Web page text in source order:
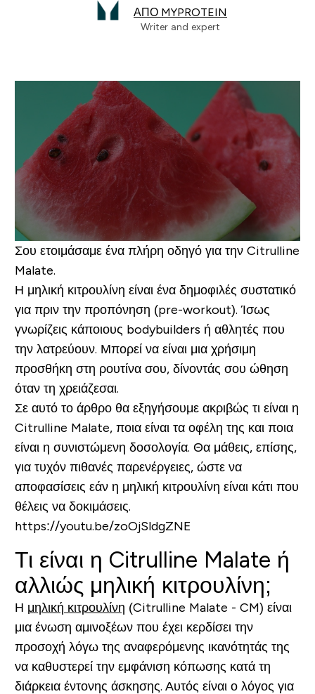
ΑΠΌ MYPROTEIN
Writer and expert
Σου ετοιμάσαμε ένα πλήρη οδηγό για την Citrulline
Malate.
Η μηλική κιτρουλίνη είναι ένα δημοφιλές συστατικό
για πριν την προπόνηση (pre-workout). Ίσως
γνωρίζεις κάποιους bodybuilders ή αθλητές που
την λατρεύουν. Μπορεί να είναι μια χρήσιμη
προσθήκη στη ρουτίνα σου, δίνοντάς σου ώθηση
όταν τη χρειάζεσαι.
Σε αυτό το άρθρο θα εξηγήσουμε ακριβώς τι είναι η
Citrulline Malate, ποια είναι τα οφέλη της και ποια
είναι η συνιστώμενη δοσολογία. Θα μάθεις, επίσης,
για τυχόν πιθανές παρενέργειες, ώστε να
αποφασίσεις εάν η μηλική κιτρουλίνη είναι κάτι που
θέλεις να δοκιμάσεις.
https://youtu.be/zoOjSldgZNE
Τι είναι η Citrulline Malate ή
αλλιώς μηλική κιτρουλίνη;
Η μηλική κιτρουλίνη (Citrulline Malate - CM) είναι
μια ένωση αμινοξέων που έχει κερδίσει την
προσοχή λόγω της αναφερόμενης ικανότητάς της
να καθυστερεί την εμφάνιση κόπωσης κατά τη
διάρκεια έντονης άσκησης. Αυτός είναι ο λόγος για